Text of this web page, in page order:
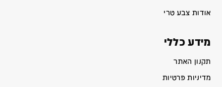
אודות צבע טרי
מידע כללי
תקנון האתר
מדיניות פרטיות